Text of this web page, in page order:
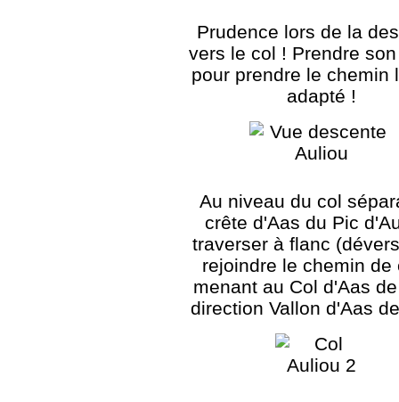
Prudence lors de la
vers le col ! Prendre
pour prendre le chemin
adapté !
Au niveau du col
crête d'Aas du Pic
traverser à flanc
rejoindre le chemin de
menant au Col d'Aas
direction Vallon d'Aas